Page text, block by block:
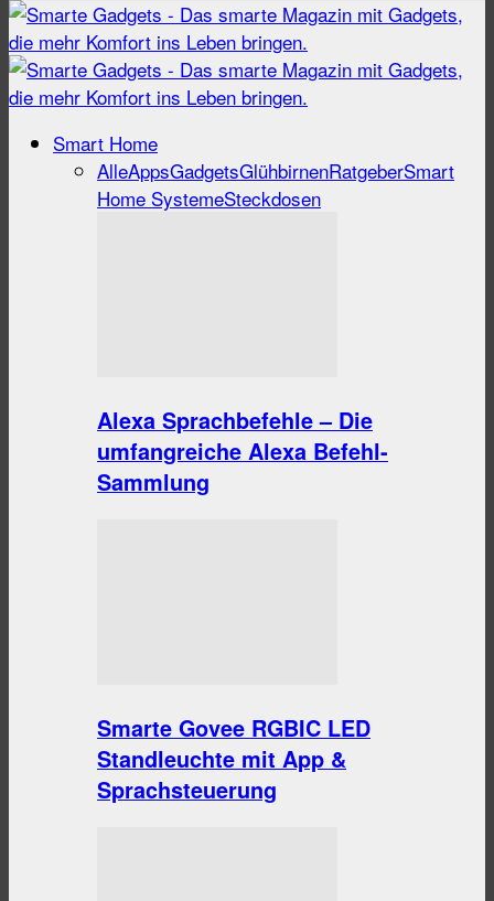
Smart Home
AlleAppsGadgetsGlühbirnenRatgeberSmart
Home SystemeSteckdosen
Alexa Sprachbefehle – Die
umfangreiche Alexa Befehl-
Sammlung
Smarte Govee RGBIC LED
Standleuchte mit App &
Sprachsteuerung